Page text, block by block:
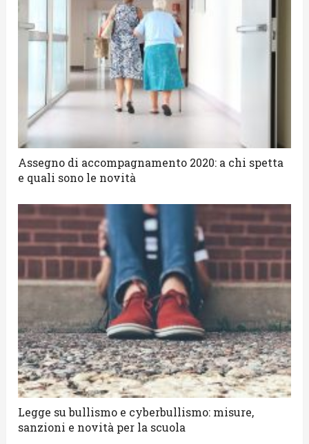
Assegno di accompagnamento 2020: a chi spetta
e quali sono le novità
Legge su bullismo e cyberbullismo: misure,
sanzioni e novità per la scuola